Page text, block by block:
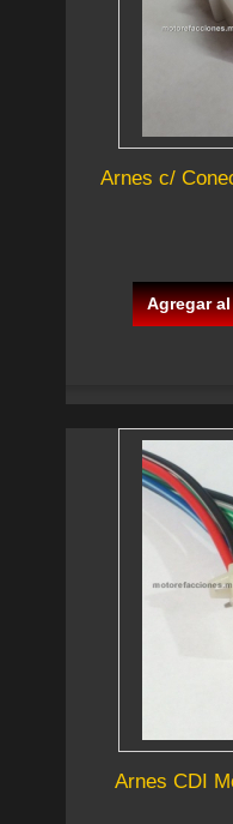
Arnes c/
Agregar
Arnes CDI